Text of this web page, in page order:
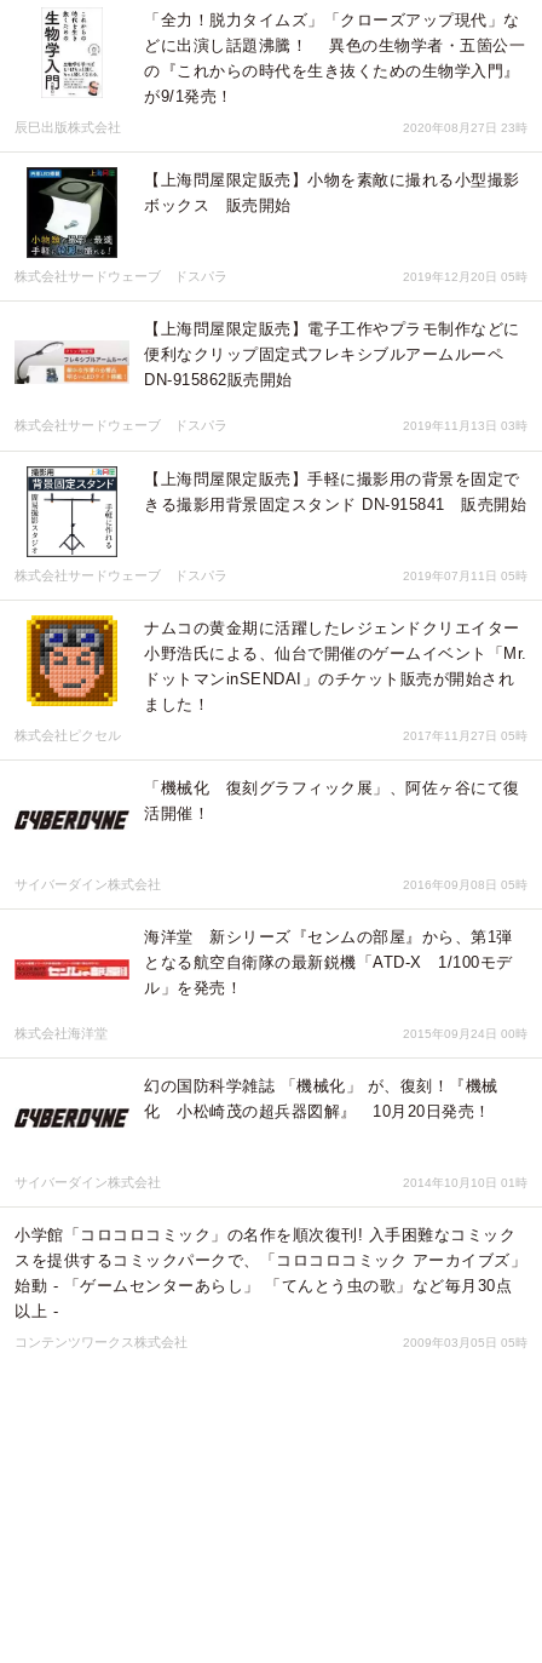
「全力！脱力タイムズ」「クローズアップ現代」な
どに出演し話題沸騰！ 異色の生物学者・五箇公一
の『これからの時代を生き抜くための生物学入門』
が9/1発売！
辰巳出版株式会社 2020年08月27日 23時
【上海問屋限定販売】小物を素敵に撮れる小型撮影
ボックス 販売開始
株式会社サードウェーブ ドスパラ 2019年12月20日 05時
【上海問屋限定販売】電子工作やプラモ制作などに
便利なクリップ固定式フレキシブルアームルーペ
DN-915862販売開始
株式会社サードウェーブ ドスパラ 2019年11月13日 03時
【上海問屋限定販売】手軽に撮影用の背景を固定で
きる撮影用背景固定スタンド DN-915841 販売開始
株式会社サードウェーブ ドスパラ 2019年07月11日 05時
ナムコの黄金期に活躍したレジェンドクリエイター
小野浩氏による、仙台で開催のゲームイベント「Mr.
ドットマンinSENDAI」のチケット販売が開始され
ました！
株式会社ピクセル 2017年11月27日 05時
「機械化 復刻グラフィック展」、阿佐ヶ谷にて復
活開催！
サイバーダイン株式会社 2016年09月08日 05時
海洋堂 新シリーズ『センムの部屋』から、第1弾
となる航空自衛隊の最新鋭機「ATD-X 1/100モデ
ル」を発売！
株式会社海洋堂 2015年09月24日 00時
幻の国防科学雑誌 「機械化」 が、復刻！『機械
化 小松崎茂の超兵器図解』 10月20日発売！
サイバーダイン株式会社 2014年10月10日 01時
小学館「コロコロコミック」の名作を順次復刊! 入手困難なコミック
スを提供するコミックパークで、「コロコロコミック アーカイブズ」
始動 - 「ゲームセンターあらし」 「てんとう虫の歌」など毎月30点
以上 -
コンテンツワークス株式会社 2009年03月05日 05時